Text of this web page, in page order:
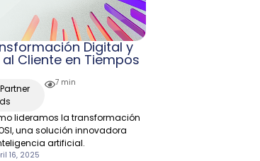
Digital y
Cliente en Tiempos
7 min
lideramos la transformación
una solución innovadora
artificial.
16, 2025